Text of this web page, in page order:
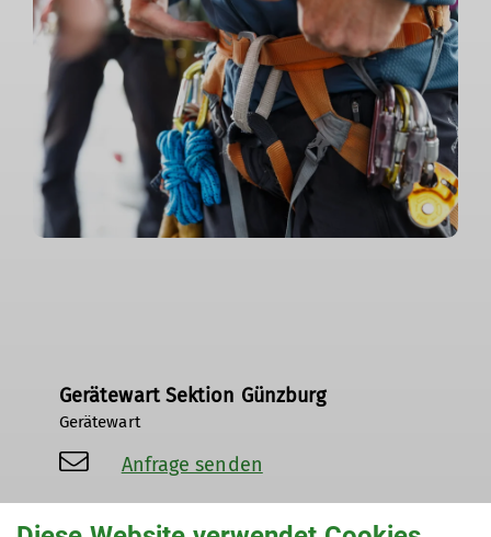
Gerätewart Sektion Günzburg
Gerätewart
Anfrage senden